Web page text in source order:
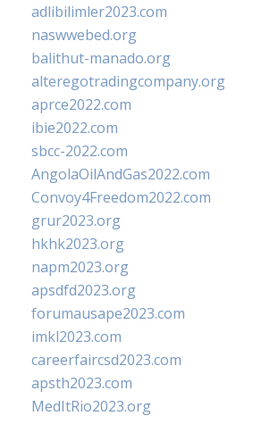
adlibilimler2023.com
naswwebed.org
balithut-manado.org
alteregotradingcompany.org
aprce2022.com
ibie2022.com
sbcc-2022.com
AngolaOilAndGas2022.com
Convoy4Freedom2022.com
grur2023.org
hkhk2023.org
napm2023.org
apsdfd2023.org
forumausape2023.com
imkl2023.com
careerfaircsd2023.com
apsth2023.com
MedItRio2023.org